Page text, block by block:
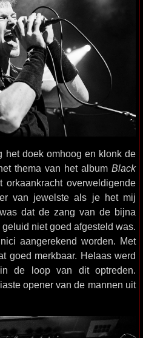
het doek omhoog en klonk de
thema van het album Black
orkaankracht overweldigende
van jewelste als je het mij
dat de zang van de bijna
niet goed afgesteld was.
aangerekend worden. Met
goed merkbaar. Helaas werd
de loop van dit optreden.
opener van de mannen uit